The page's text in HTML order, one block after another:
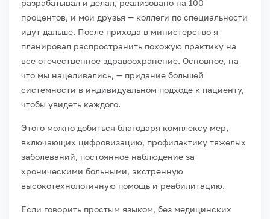
разрабатывал и делал, реализовано на 100
процентов, и мои друзья — коллеги по специальности
идут дальше. После прихода в министерство я
планировал распространить похожую практику на
все отечественное здравоохранение. Основное, на
что мы нацеливались, — придание большей
системности в индивидуальном подходе к пациенту,
чтобы увидеть каждого.
Этого можно добиться благодаря комплексу мер,
включающих цифровизацию, профилактику тяжелых
заболеваний, постоянное наблюдение за
хроническими больными, экстренную
высокотехнологичную помощь и реабилитацию.
Если говорить простым языком, без медицинских